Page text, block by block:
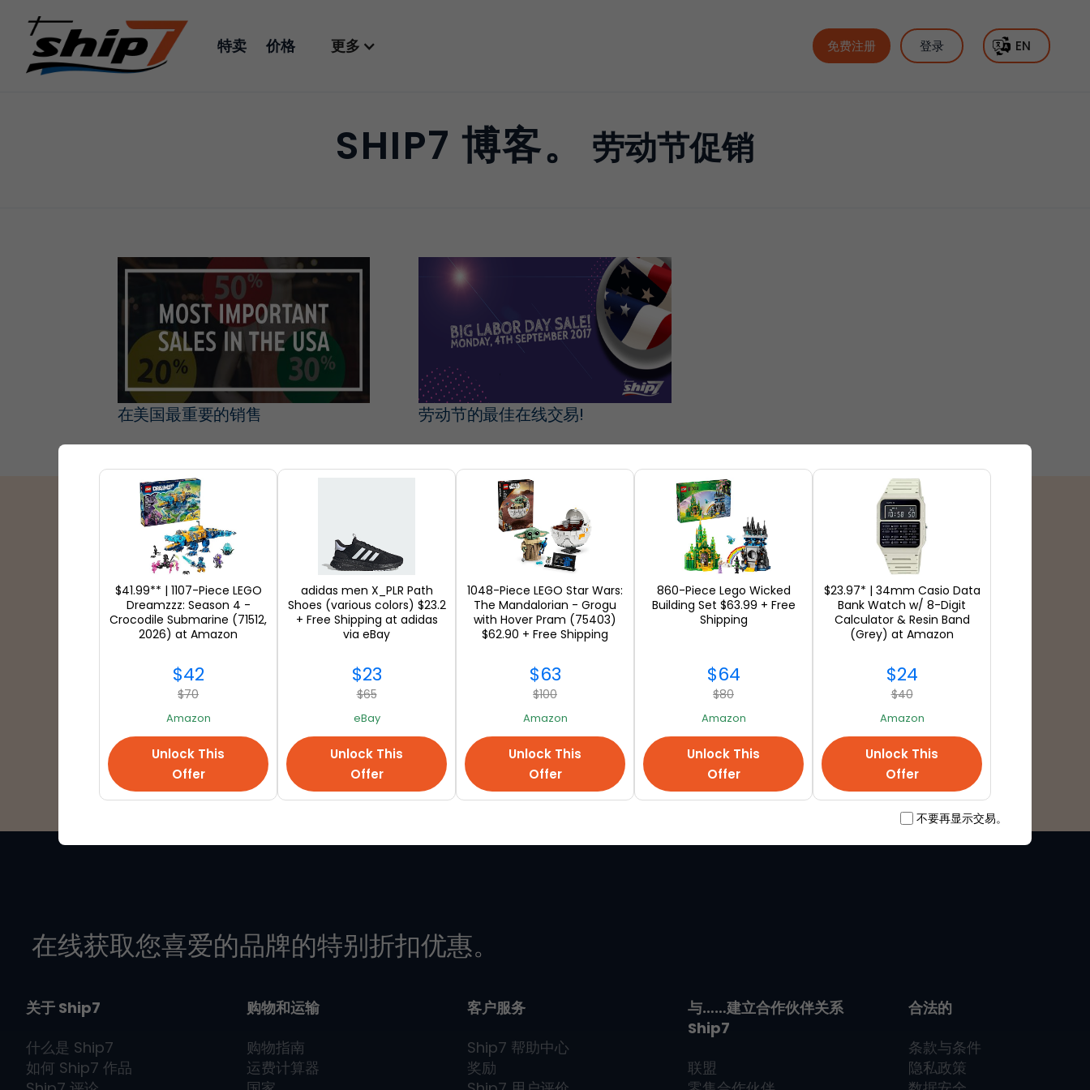
特卖 价格 更多 免费注册 登录 EN
SHIP7 博客。 劳动节促销
在美国最重要的销售 劳动节的最佳在线交易!
运输合作伙伴 商场 付款方式
查看全部
在线获取您喜爱的品牌的特别折扣优惠。
关于 Ship7
什么是 Ship7
如何 Ship7 作品
购物和运输
购物指南
运费计算器
客户服务
Ship7 帮助中心
奖励
与……建立合作伙伴关系
Ship7
联盟
合法的
条款与条件
隐私政策
$41.99** | 1107-Piece LEGO
Dreamzzz: Season 4 -
Crocodile Submarine (71512,
2026) at Amazon
$42
$70
Amazon
Unlock This
Offer
adidas men X_PLR Path
Shoes (various colors) $23.2
+ Free Shipping at adidas
via eBay
$23
$65
eBay
Unlock This
Offer
1048-Piece LEGO Star Wars:
The Mandalorian - Grogu
with Hover Pram (75403)
$62.90 + Free Shipping
$63
$100
Amazon
Unlock This
Offer
860-Piece Lego Wicked
Building Set $63.99 + Free
Shipping
$64
$80
Amazon
Unlock This
Offer
$23.97* | 34mm Casio Data
Bank Watch w/ 8-Digit
Calculator & Resin Band
(Grey) at Amazon
$24
$40
Amazon
Unlock This
Offer
不要再显示交易。